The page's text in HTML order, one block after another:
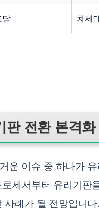
달 차세
판 전환 본격화
운 이슈 중 하나가
세서부터 유리기판
사례가 될 전망입니다.